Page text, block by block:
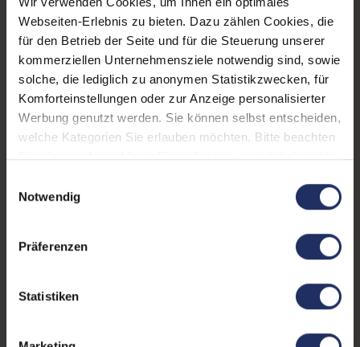
Webseiten-Erlebnis zu bieten. Dazu zählen Cookies, die
für den Betrieb der Seite und für die Steuerung unserer
kommerziellen Unternehmensziele notwendig sind, sowie
solche, die lediglich zu anonymen Statistikzwecken, für
Komforteinstellungen oder zur Anzeige personalisierter
Werbung genutzt werden. Sie können selbst entscheiden,
welche Kategorien Sie erlauben möchten. Bitte beachten
Sie, dass aufgrund Ihrer Einstellungen, womöglich nicht
Weitere Informationen finden Sie in
Notwendig
Präferenzen
Statistiken
Tastaturlayout:
Deutsch (QWERTZ) mit
Ziffernblock
Grafikkartenspeicher: 4 GB GDDR5
Fingerprintreader: Nein
Produkttyp:
Intel Core i7 8850H @ 2,6